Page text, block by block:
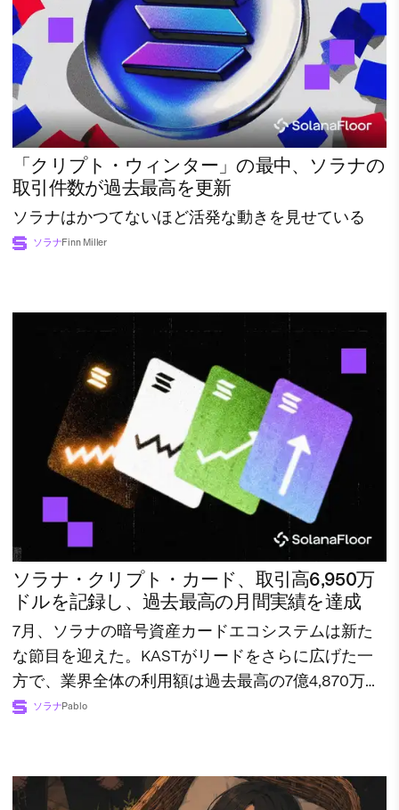
「クリプト・ウィンター」の最中、ソラナの
取引件数が過去最高を更新
ソラナはかつてないほど活発な動きを見せている
ソラナFinn Miller
ソラナ・クリプト・カード、取引高6,950万
ドルを記録し、過去最高の月間実績を達成
7月、ソラナの暗号資産カードエコシステムは新た
な節目を迎えた。KASTがリードをさらに広げた一
方で、業界全体の利用額は過去最高の7億4,870万ド
ルに達した。
ソラナPablo